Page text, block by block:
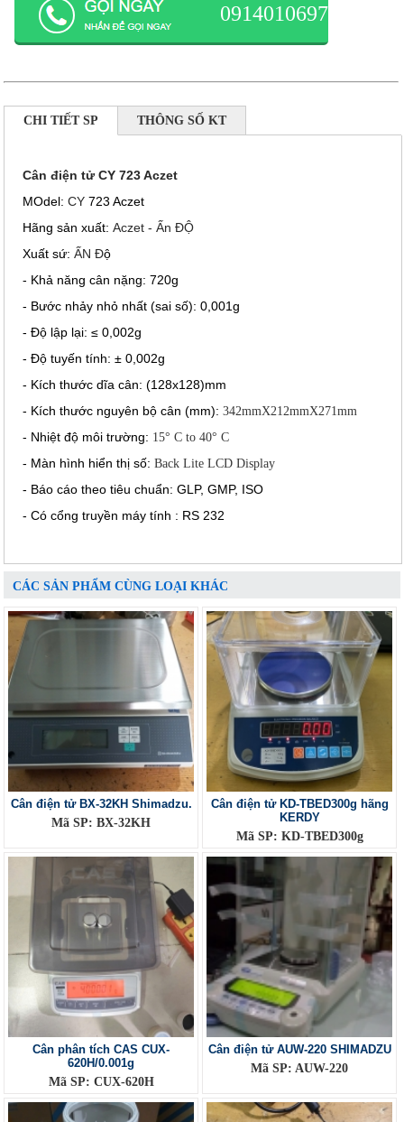
0914010697
CHI TIẾT SP THÔNG SỐ KT
Cân điện tử CY 723 Aczet
MOdel: CY 723 Aczet
Hãng sản xuất: Aczet - Ấn ĐỘ
Xuất sứ: ẤN Độ
- Khả năng cân nặng: 720g
- Bước nhảy nhỏ nhất (sai số): 0,001g
- Độ lập lại: ≤ 0,002g
- Độ tuyến tính: ± 0,002g
- Kích thước dĩa cân: (128x128)mm
- Kích thước nguyên bộ cân (mm): 342mmX212mmX271mm
- Nhiệt độ môi trường: 15° C to 40° C
- Màn hình hiển thị số: Back Lite LCD Display
- Báo cáo theo tiêu chuẩn: GLP, GMP, ISO
- Có cổng truyền máy tính : RS 232
CÁC SẢN PHẨM CÙNG LOẠI KHÁC
Cân điện tử BX-32KH Shimadzu.
Mã SP: BX-32KH
Cân điện tử KD-TBED300g hãng
KERDY
Mã SP: KD-TBED300g
Cân phân tích CAS CUX-
620H/0.001g
Mã SP: CUX-620H
Cân điện tử AUW-220 SHIMADZU
Mã SP: AUW-220